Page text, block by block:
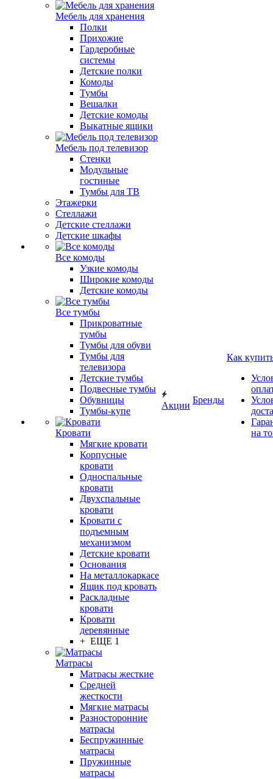
Мебель для хранения
Полки
Прихожие
Гардеробные
системы
Детские полки
Комоды
Тумбы
Вешалки
Детские комоды
Выкатные ящики
Мебель под телевизор
Стенки
Модульные
гостиные
Тумбы для ТВ
Этажерки
Стеллажи
Детские стеллажи
Детские шкафы
Все комоды
Узкие комоды
Широкие комоды
Детские комоды
Все тумбы
Прикроватные
тумбы
Тумбы для обуви
Тумбы для
телевизора
Детские тумбы
Подвесные тумбы
Обувницы
Тумбы-купе
Кровати
Мягкие кровати
Корпусные
кровати
Односпальные
кровати
Двухспальные
кровати
Кровати с
подъемным
механизмом
Детские кровати
Основания
На металлокаркасе
Ящик под кровать
Раскладные
кровати
Кровати
деревянные
+ ЕЩЕ 1
Матрасы
Матрасы жесткие
Средней
жесткости
Мягкие матрасы
Разносторонние
матрасы
Беспружинные
матрасы
Пружинные
матрасы
Акции
Бренды
Как
на